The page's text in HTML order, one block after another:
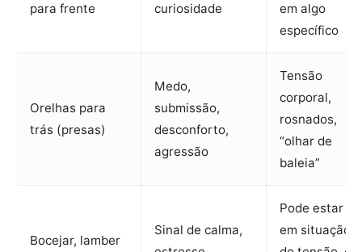
para frente
curiosidade
em algo
específico
Orelhas para
trás (presas)
Medo,
submissão,
desconforto,
agressão
Tensão
corporal,
rosnados,
“olhar de
baleia”
Bocejar, lamber
Sinal de calma,
Pode estar
em situação